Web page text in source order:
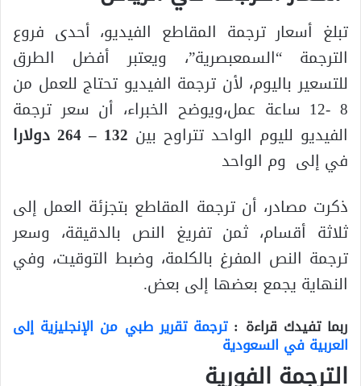
تبلغ أسعار ترجمة المقاطع الفيديو، أحدى فروع
الترجمة “السمعبصرية”، ويعتبر أفضل الطرق
للتسعير باليوم، لأن ترجمة الفيديو تحتاج للعمل من
8 -12 ساعة عمل،ويوضح الخبراء، أن سعر ترجمة
الفيديو لليوم الواحد تتراوح بين
في إلى وم الواحد
ذكرت مصادر، أن ترجمة المقاطع بتجزئة العمل إلى
ثلاثة أقسام، ثمن تفريغ النص بالدقيقة، وسعر
ترجمة النص المفرغ بالكلمة، وضبط التوقيت، وفي
النهاية يجمع بعضها إلى بعض.
ربما تفيدك قراءة :ترجمة تقرير طبي من الإنجليزية إلى
العربية في السعودية
الترجمة الفورية